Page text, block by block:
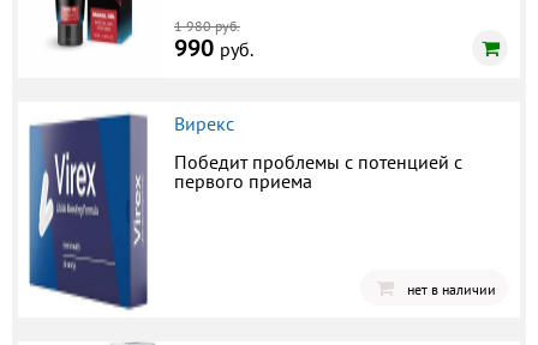
1 980 руб.
990 руб.
Вирекс
Победит проблемы с потенцией с
первого приема
нет в наличии